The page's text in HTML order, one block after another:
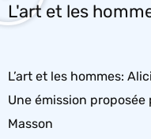
L'art et les
L’art et les hommes:
Une émission
Masson